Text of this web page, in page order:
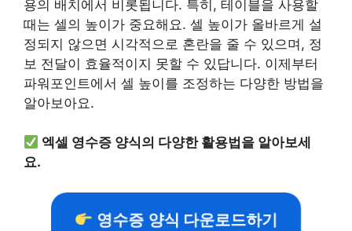
용의 배치에서 비롯됩니다. 특히, 테이블을 사용할
때는 셀의 높이가 중요해요. 셀 높이가 올바르게 설
정되지 않으면 시각적으로 혼란을 줄 수 있으며, 정
보 전달이 효율적이지 못할 수 있답니다. 이제부터
파워포인트에서 셀 높이를 조정하는 다양한 방법을
알아보아요.
엑셀 영수증 양식의 다양한 활용법을 알아보세
요.
영수증 양식 다운로드하기